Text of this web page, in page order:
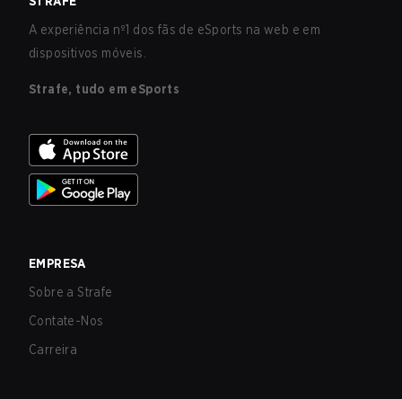
A experiência nº1 dos fãs de eSports na web e em
dispositivos móveis.
Strafe, tudo em eSports
EMPRESA
Sobre a Strafe
Contate-Nos
Carreira